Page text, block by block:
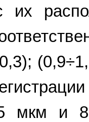
их
5 мкм и